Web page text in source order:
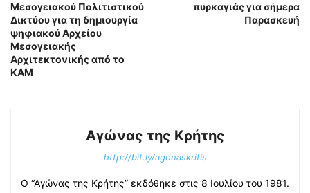
Μεσογειακού Πολιτιστικού
Δικτύου για τη δημιουργία
ψηφιακού Αρχείου
Μεσογειακής
Αρχιτεκτονικής από το
ΚΑΜ
πυρκαγιάς για σήμερα
Παρασκευή
Αγώνας της Κρήτης
http://bit.ly/agonaskritis
Ο “Αγώνας της Κρήτης” εκδόθηκε στις 8 Ιουλίου του 1981.